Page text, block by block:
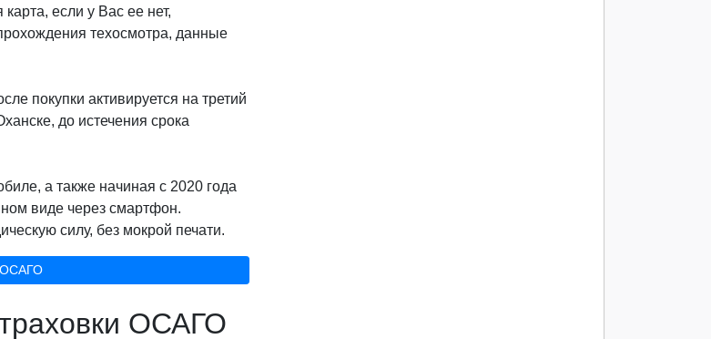
если у Вас ее нет,
техосмотра, данные
покупки активируется на третий
до истечения срока
а также начиная с 2020 года
виде через смартфон.
силу, без мокрой печати.
ОСАГО
ОСАГО